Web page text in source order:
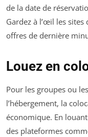
de la date de
Gardez à l’œil les
offres de dernière
Louez en
Pour les groupes ou
l’hébergement, la
économique. En
des plateformes